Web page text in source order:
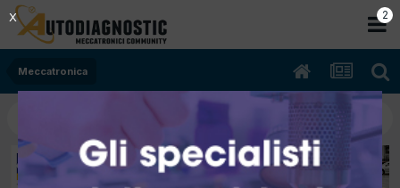
Meccatronica
2
X